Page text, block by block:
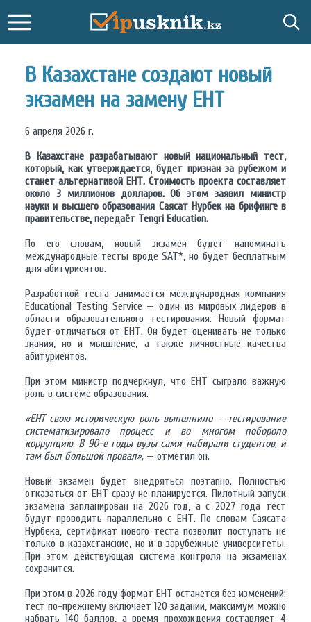
В Казахстане создают новый
экзамен на замену ЕНТ
6 апреля 2026 г.
В Казахстане разрабатывают новый национальный тест,
который, как утверждается, будет признан за рубежом и
станет альтернативой ЕНТ. Стоимость проекта составляет
около 3 миллионов долларов. Об этом заявил министр
науки и высшего образования Саясат Нурбек на брифинге в
правительстве, передаёт Tengri Education.
По его словам, новый экзамен будет напоминать
международные тесты вроде SAT*, но будет бесплатным
для абитуриентов.
Разработкой теста занимается международная компания
Educational Testing Service — один из мировых лидеров в
области образовательного тестирования. Новый формат
будет отличаться от ЕНТ. Он будет оценивать не только
знания, но и мышление, а также личностные качества
абитуриентов.
При этом министр подчеркнул, что ЕНТ сыграло важную
роль в системе образования.
«ЕНТ свою историческую роль выполнило — тестирование
систематизировало процесс и во многом побороло
коррупцию. В 90-е годы вузы сами набирали студентов, и
там был большой провал», — отметил он.
Новый экзамен будет внедряться поэтапно. Полностью
отказаться от ЕНТ сразу не планируется. Пилотный запуск
экзамена запланирован на 2026 год, а с 2027 года тест
будут проводить параллельно с ЕНТ. По словам Саясата
Нурбека, сертификат нового теста позволит поступать не
только в казахстанские, но и в зарубежные университеты.
При этом действующая система контроля на экзаменах
сохранится.
При этом в 2026 году формат ЕНТ останется без изменений:
тест по-прежнему включает 120 заданий, максимум можно
набрать 140 баллов, а время прохождения составляет 4